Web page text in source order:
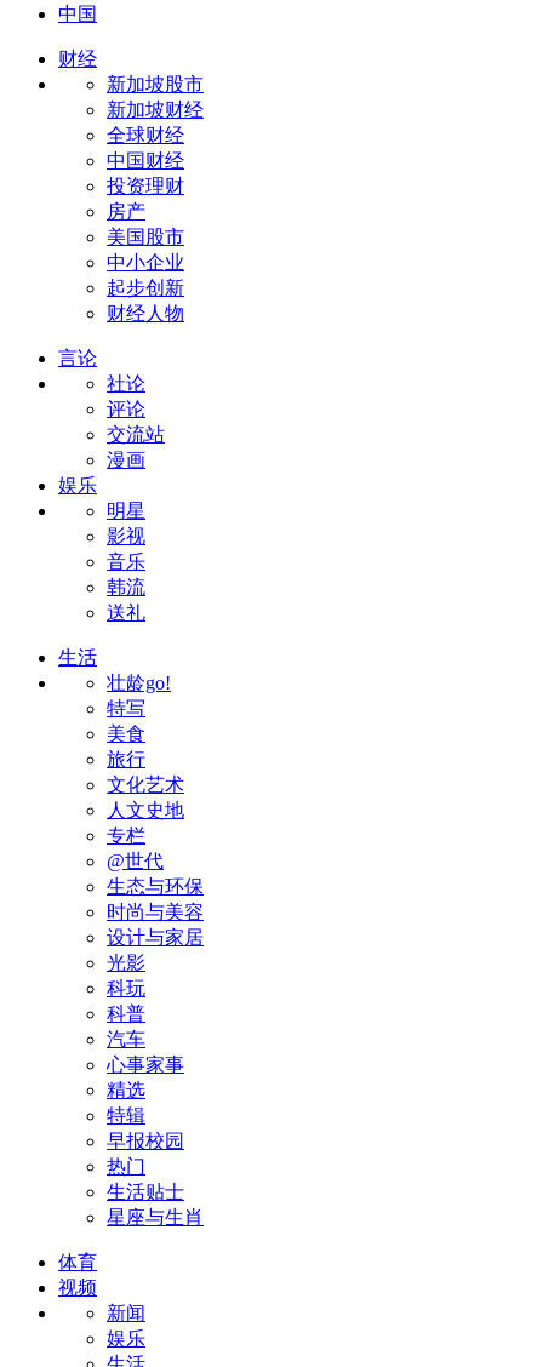
中国
财经
新加坡股市
新加坡财经
全球财经
中国财经
投资理财
房产
美国股市
中小企业
起步创新
财经人物
言论
社论
评论
交流站
漫画
娱乐
明星
影视
音乐
韩流
送礼
生活
壮龄go!
特写
美食
旅行
文化艺术
人文史地
专栏
@世代
生态与环保
时尚与美容
设计与家居
光影
科玩
科普
汽车
心事家事
精选
特辑
早报校园
热门
生活贴士
星座与生肖
体育
视频
新闻
娱乐